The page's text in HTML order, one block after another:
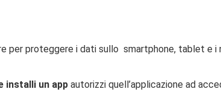
per proteggere i dati sullo smartphone, tablet e i
installi un app autorizzi quell’applicazione ad